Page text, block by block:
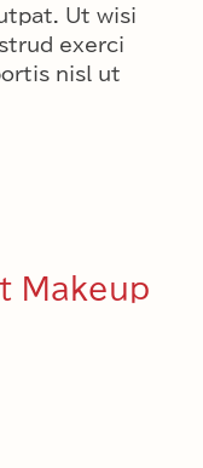
Ut wisi
exerci
nisl ut
Makeup